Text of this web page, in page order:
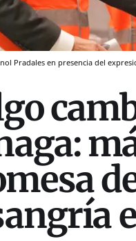
Pradales en presencia del